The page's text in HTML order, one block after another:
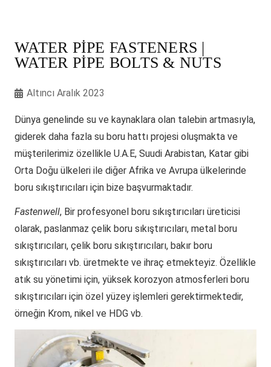
WATER PIPE FASTENERS |
WATER PIPE BOLTS & NUTS
Altıncı Aralık 2023
Dünya genelinde su ve kaynaklara olan talebin artmasıyla,
giderek daha fazla su boru hattı projesi oluşmakta ve
müşterilerimiz özellikle U.A.E, Suudi Arabistan, Katar gibi
Orta Doğu ülkeleri ile diğer Afrika ve Avrupa ülkelerinde
boru sıkıştırıcıları için bize başvurmaktadır.
Fastenwell, Bir profesyonel boru sıkıştırıcıları üreticisi
olarak, paslanmaz çelik boru sıkıştırıcıları, metal boru
sıkıştırıcıları, çelik boru sıkıştırıcıları, bakır boru
sıkıştırıcıları vb. üretmekte ve ihraç etmekteyiz. Özellikle
atık su yönetimi için, yüksek korozyon atmosferleri boru
sıkıştırıcıları için özel yüzey işlemleri gerektirmektedir,
örneğin Krom, nikel ve HDG vb.